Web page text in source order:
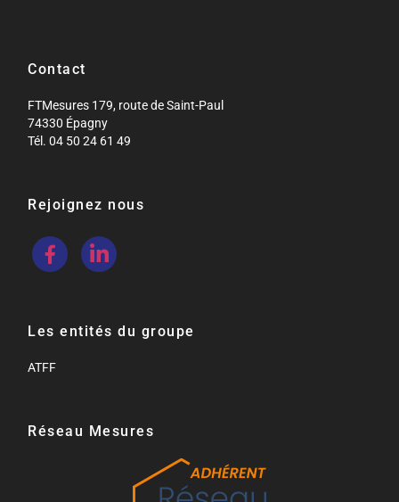
Contact
FTMesures 179, route de Saint-Paul
74330 Épagny
Tél. 04 50 24 61 49
Rejoignez nous
Les entités du groupe
ATFF
Réseau Mesures​